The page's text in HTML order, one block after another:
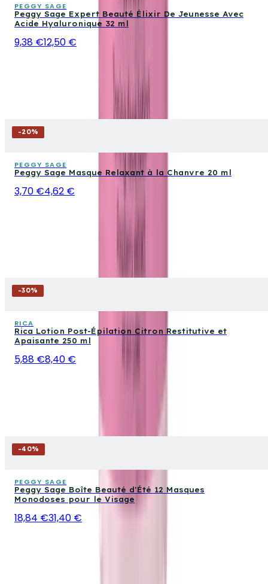
PEGGY SAGE
Peggy Sage Expert Beauté Élixir De Jeunesse Avec
Acide Hyaluronique 32 ml
9,38 €12,50 €
-20%
PEGGY SAGE
Peggy Sage Masque Relaxant à la Chanvre 20 ml
3,70 €4,62 €
-30%
RICA
Rica Lotion Post-Épilation Citron Restitutive et
Apaisante 250 ml
5,88 €8,40 €
-40%
PEGGY SAGE
Peggy Sage Boîte Beauté d'Été 12 Masques
Monodoses pour le Visage
18,84 €31,40 €